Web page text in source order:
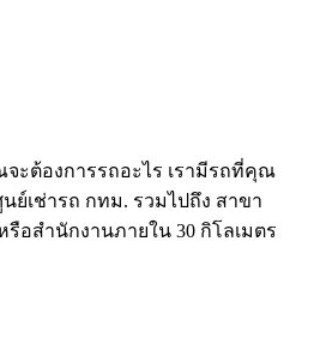
จะต้องการรถอะไร เรามีรถที่คุณ
เช่ารถ กทม. รวมไปถึง สาขา
อสำนักงานภายใน 30 กิโลเมตร